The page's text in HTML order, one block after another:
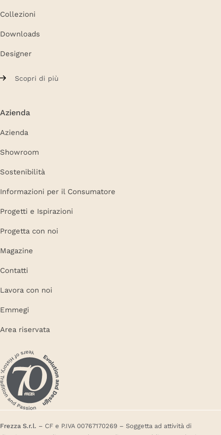
Collezioni
Downloads
Designer
Scopri di più
Azienda
Azienda
Showroom
Sostenibilità
Informazioni per il Consumatore
Progetti e Ispirazioni
Progetta con noi
Magazine
Contatti
Lavora con noi
Emmegi
Area riservata
Frezza S.r.l. – CF e P.IVA 00767170269 – Soggetta ad attività di